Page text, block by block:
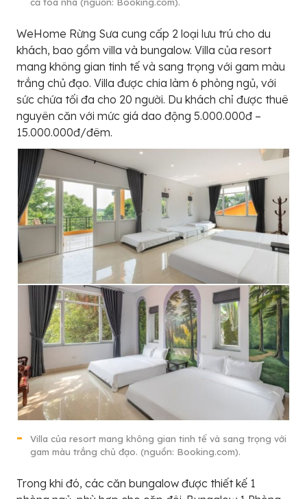
WeHome Rừng Sưa cung cấp 2 loại lưu trú cho du
khách, bao gồm villa và bungalow. Villa của resort
mang không gian tinh tế và sang trọng với gam màu
trắng chủ đạo. Villa được chia làm 6 phòng ngủ, với
sức chứa tối đa cho 20 người. Du khách chỉ được thuê
nguyên căn với mức giá dao động 5.000.000đ –
15.000.000đ/đêm.
Villa của resort mang không gian tinh tế và sang trọng với
gam màu trắng chủ đạo. (nguồn: Booking.com).
Trong khi đó, các căn bungalow được thiết kế 1